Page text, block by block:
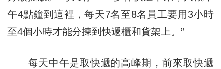
午4點鐘到這裡，每天7名至8名員工要用3小時
至4個小時才能分揀到快遞櫃和貨架上。”
每天中午是取快遞的高峰期，前來取快遞